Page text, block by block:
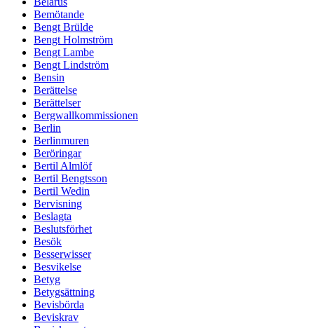
Bemötande
Bengt Brülde
Bengt Holmström
Bengt Lambe
Bengt Lindström
Bensin
Berättelse
Berättelser
Bergwallkommissionen
Berlin
Berlinmuren
Beröringar
Bertil Almlöf
Bertil Bengtsson
Bertil Wedin
Bervisning
Beslagta
Beslutsförhet
Besök
Besserwisser
Besvikelse
Betyg
Betygsättning
Bevisbörda
Beviskrav